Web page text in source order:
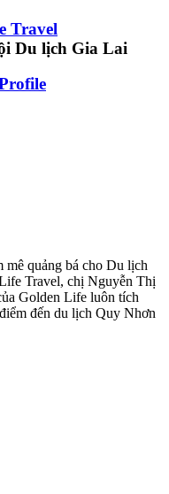
Travel
Du lịch Gia Lai
mê quảng bá cho Du lịch
Travel, chị Nguyễn Thị
Golden Life luôn tích
đến du lịch Quy Nhơn